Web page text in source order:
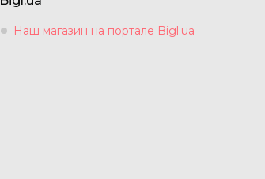
Наш магазин на портале Bigl.ua